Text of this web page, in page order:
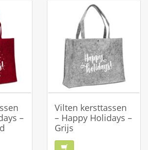
–
Vilten kersttassen
– Happy Holidays –
Grijs